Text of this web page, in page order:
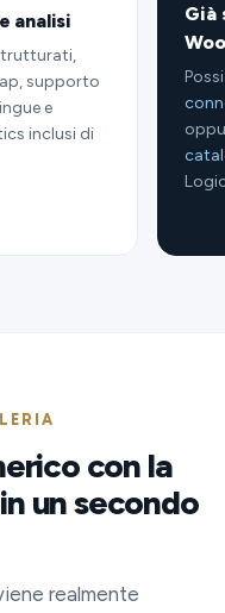
analisi
supporto
e
inclusi di
Già
con la
un secondo
realmente